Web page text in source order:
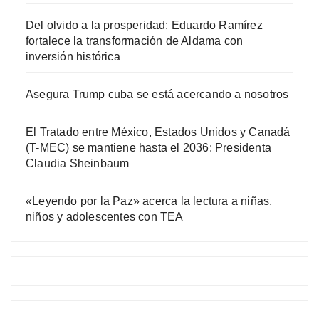
Del olvido a la prosperidad: Eduardo Ramírez
fortalece la transformación de Aldama con
inversión histórica
Asegura Trump cuba se está acercando a nosotros
El Tratado entre México, Estados Unidos y Canadá
(T-MEC) se mantiene hasta el 2036: Presidenta
Claudia Sheinbaum
«Leyendo por la Paz» acerca la lectura a niñas,
niños y adolescentes con TEA